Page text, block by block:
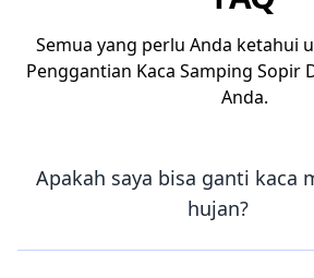
Semua yang perlu Anda ketahui
Penggantian Kaca Samping Sopir
Anda.
Apakah saya bisa ganti kaca
hujan?